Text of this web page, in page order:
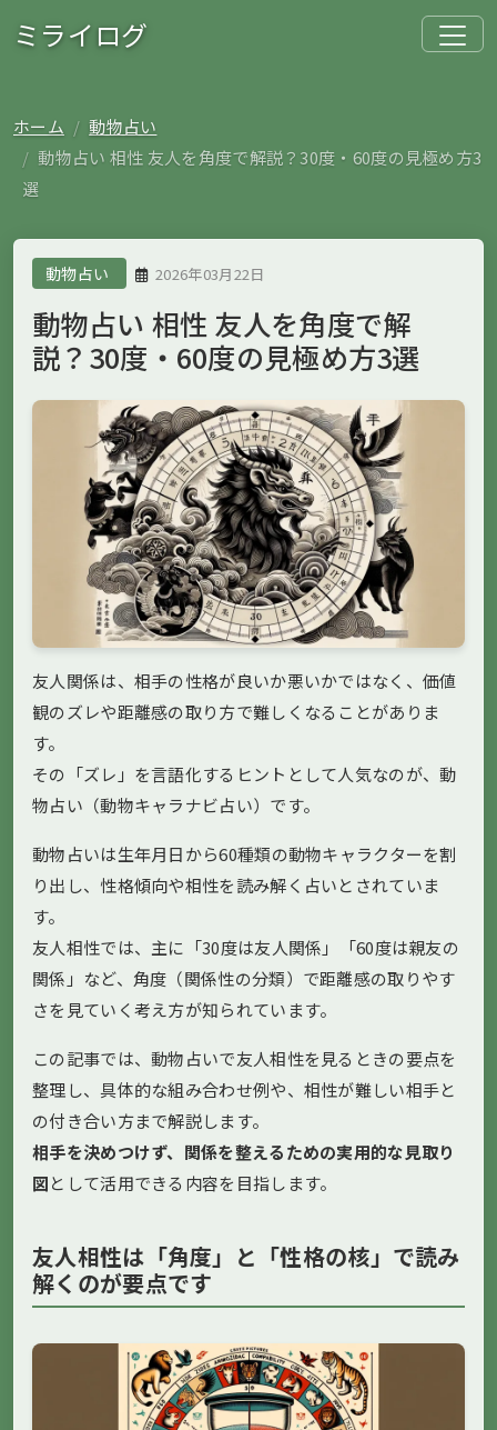
ミライログ
ホーム
動物占い
動物占い 相性 友人を角度で解説？30度・60度の見極め方3
選
動物占い 2026年03月22日
動物占い 相性 友人を角度で解
説？30度・60度の見極め方3選
友人関係は、相手の性格が良いか悪いかではなく、価値
観のズレや距離感の取り方で難しくなることがありま
す。
その「ズレ」を言語化するヒントとして人気なのが、動
物占い（動物キャラナビ占い）です。
動物占いは生年月日から60種類の動物キャラクターを割
り出し、性格傾向や相性を読み解く占いとされていま
す。
友人相性では、主に「30度は友人関係」「60度は親友の
関係」など、角度（関係性の分類）で距離感の取りやす
さを見ていく考え方が知られています。
この記事では、動物占いで友人相性を見るときの要点を
整理し、具体的な組み合わせ例や、相性が難しい相手と
の付き合い方まで解説します。
相手を決めつけず、関係を整えるための実用的な見取り
図として活用できる内容を目指します。
友人相性は「角度」と「性格の核」で読み
解くのが要点です